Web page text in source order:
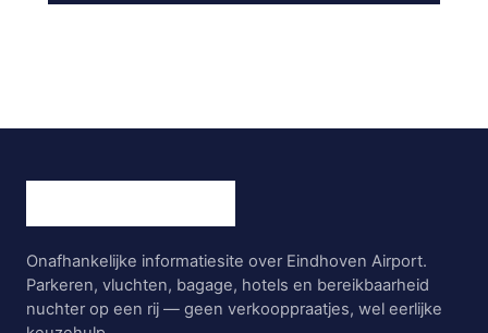
Onafhankelijke informatiesite over Eindhoven Airport.
Parkeren, vluchten, bagage, hotels en bereikbaarheid
nuchter op een rij — geen verkooppraatjes, wel eerlijke